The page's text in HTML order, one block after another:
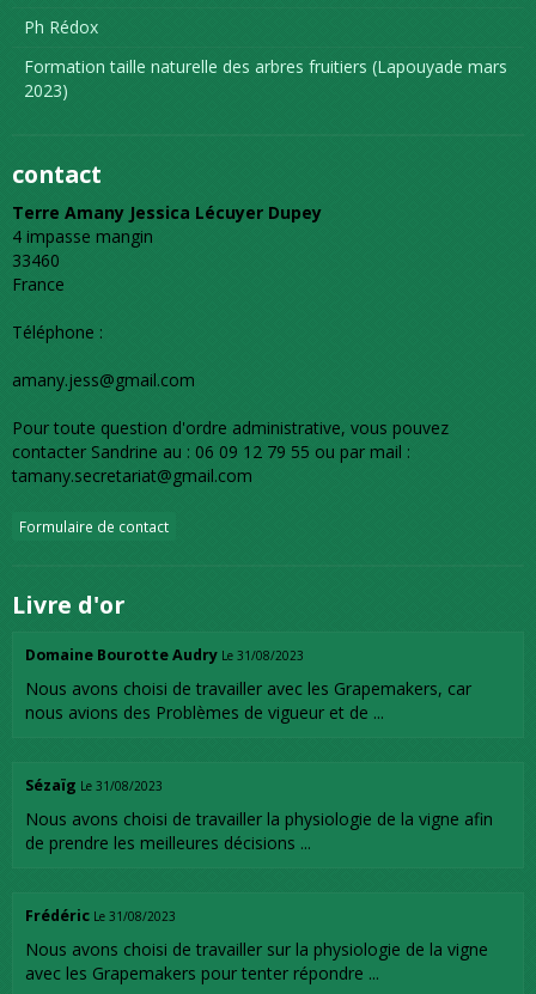
Ph Rédox
Formation taille naturelle des arbres fruitiers (Lapouyade mars
2023)
contact
Terre Amany Jessica Lécuyer Dupey
4 impasse mangin
33460
France
Téléphone :
amany.jess@gmail.com
Pour toute question d'ordre administrative, vous pouvez
contacter Sandrine au : 06 09 12 79 55 ou par mail :
tamany.secretariat@gmail.com
Formulaire de contact
Livre d'or
Domaine Bourotte Audry Le 31/08/2023
Nous avons choisi de travailler avec les Grapemakers, car
nous avions des Problèmes de vigueur et de ...
Sézaïg Le 31/08/2023
Nous avons choisi de travailler la physiologie de la vigne afin
de prendre les meilleures décisions ...
Frédéric Le 31/08/2023
Nous avons choisi de travailler sur la physiologie de la vigne
avec les Grapemakers pour tenter répondre ...